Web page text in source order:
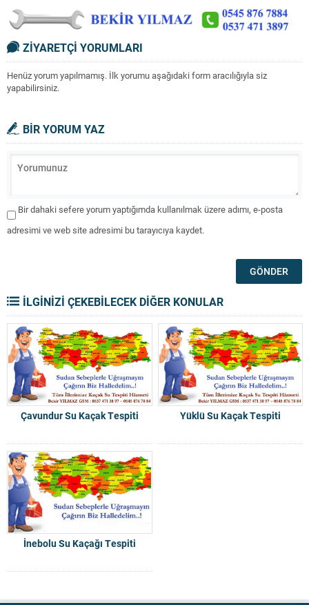
ZİYARETÇİ YORUMLARI
Henüz yorum yapılmamış. İlk yorumu aşağıdaki form aracılığıyla siz
yapabilirsiniz.
BİR YORUM YAZ
Bir dahaki sefere yorum yaptığımda kullanılmak üzere adımı, e-posta
adresimi ve web site adresimi bu tarayıcıya kaydet.
İLGİNİZİ ÇEKEBİLECEK DİĞER KONULAR
Çavundur Su Kaçak Tespiti Yüklü Su Kaçak Tespiti
İnebolu Su Kaçağı Tespiti